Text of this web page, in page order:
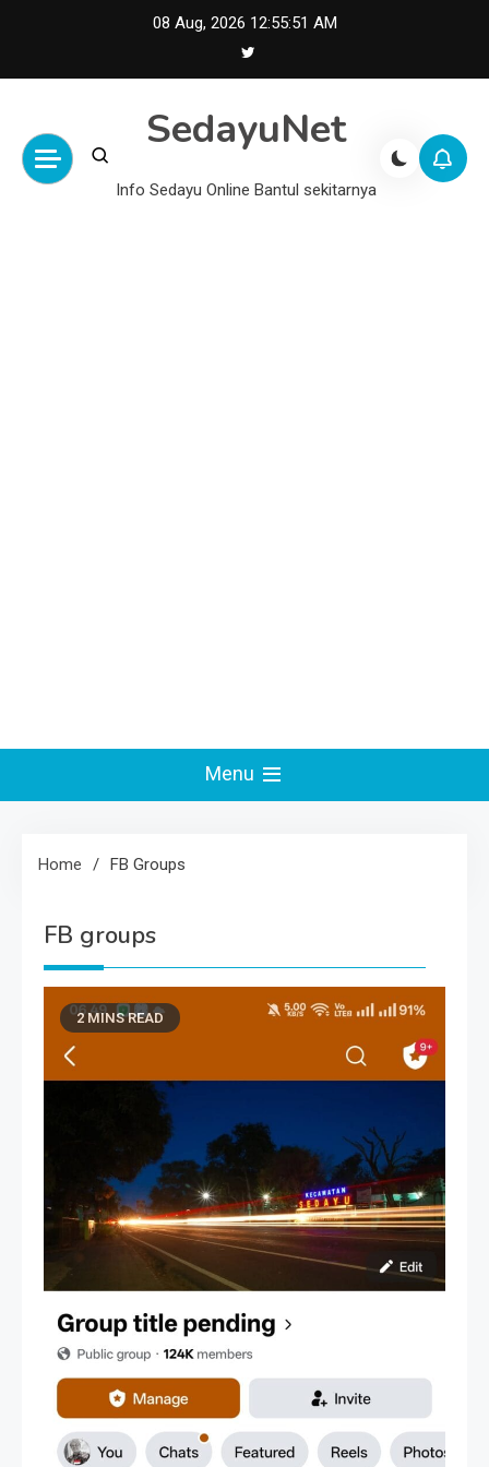
08 Aug, 2026 12:55:52 AM
SedayuNet
Info Sedayu Online Bantul sekitarnya
Menu
Home FB Groups
FB groups
2 MINS READ